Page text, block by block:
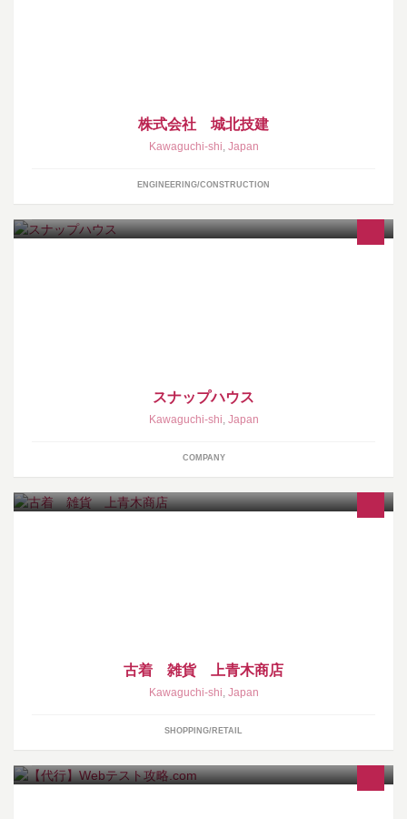
株式会社 城北技建
Kawaguchi-shi, Japan
ENGINEERING/CONSTRUCTION
スナップハウス
Kawaguchi-shi, Japan
COMPANY
古着 雑貨 上青木商店
Kawaguchi-shi, Japan
SHOPPING/RETAIL